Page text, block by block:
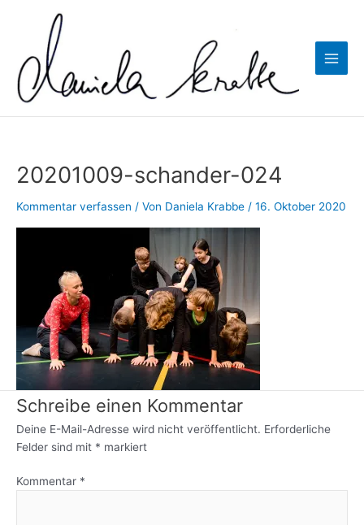
Main
20201009-schander-024
Kommentar verfassen / Von Daniela Krabbe / 16. Oktober 2020
Schreibe einen Kommentar
Deine E-Mail-Adresse wird nicht veröffentlicht. Erforderliche
Felder sind mit * markiert
Kommentar *